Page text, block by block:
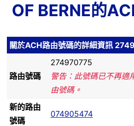
OF BERNE的
關於ACH路由號碼的詳細資訊
路由號碼
274970775
警告：此號碼已不再適
由號碼。
新的路由
號碼
074905474